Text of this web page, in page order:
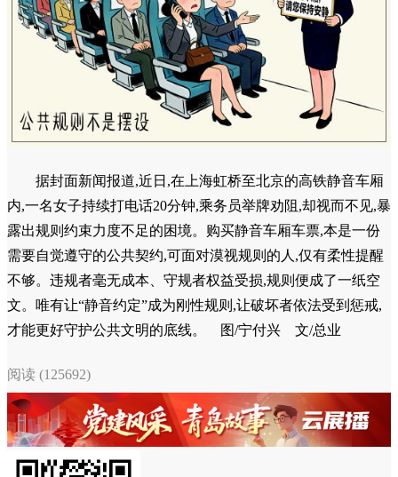
据封面新闻报道,近日,在上海虹桥至北京的高铁静音车厢
内,一名女子持续打电话20分钟,乘务员举牌劝阻,却视而不见,暴
露出规则约束力度不足的困境。购买静音车厢车票,本是一份
需要自觉遵守的公共契约,可面对漠视规则的人,仅有柔性提醒
不够。违规者毫无成本、守规者权益受损,规则便成了一纸空
文。唯有让“静音约定”成为刚性规则,让破坏者依法受到惩戒,
才能更好守护公共文明的底线。 图/宁付兴 文/总业
阅读 (125692)